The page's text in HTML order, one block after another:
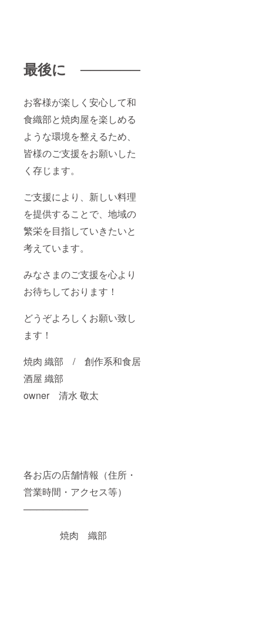
最後に ──────
お客様が楽しく安心して和
食織部と焼肉屋を楽しめる
ような環境を整えるため、
皆様のご支援をお願いした
く存じます。
ご支援により、新しい料理
を提供することで、地域の
繁栄を目指していきたいと
考えています。
みなさまのご支援を心より
お待ちしております！
どうぞよろしくお願い致し
ます！
焼肉 織部 / 創作系和食居
酒屋 織部
owner 清水 敬太
各お店の店舗情報（住所・
営業時間・アクセス等）
──────────
焼肉 織部